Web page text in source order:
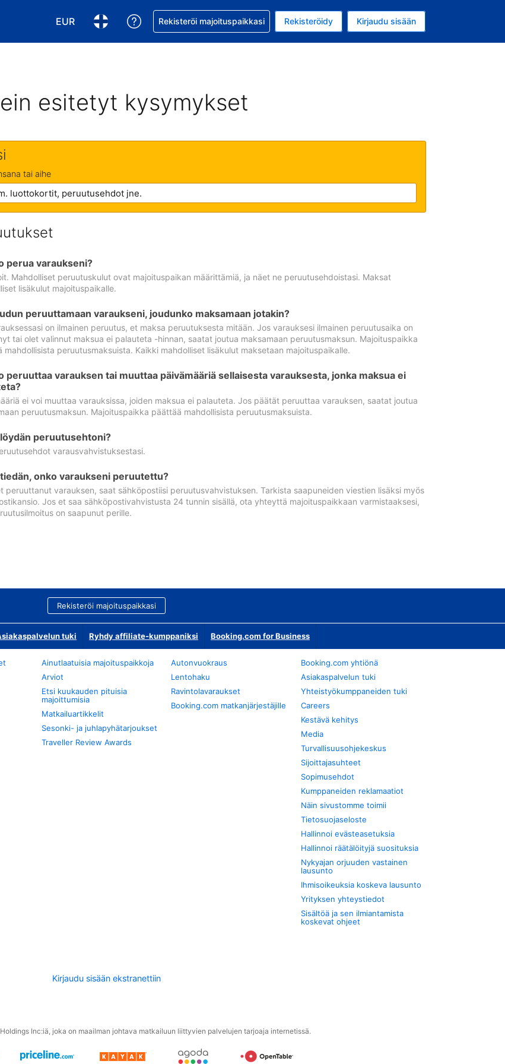
EUR
Valitse valuutta. Tämänhetkinen valuutta on EUR
Valitse kieli. Tämänhetkinen kieli on Suomi
Pyydä apua varauksesi kanssa
Rekisteröi majoituspaikkasi Rekisteröidy Kirjaudu sisään
esitetyt kysymykset
tai aihe
perua varaukseni?
Mahdolliset peruutuskulut ovat majoituspaikan määrittämiä, ja näet ne peruutusehdoistasi. Maksat
lisäkulut majoituspaikalle.
peruuttamaan varaukseni, joudunko maksamaan jotakin?
on ilmainen peruutus, et maksa peruutuksesta mitään. Jos varauksesi ilmainen peruutusaika on
tai olet valinnut maksua ei palauteta -hinnan, saatat joutua maksamaan peruutusmaksun. Majoituspaikka
mahdollisista peruutusmaksuista. Kaikki mahdolliset lisäkulut maksetaan majoituspaikalle.
peruuttaa varauksen tai muuttaa päivämääriä sellaisesta varauksesta, jonka maksua ei
ei voi muuttaa varauksissa, joiden maksua ei palauteta. Jos päätät peruuttaa varauksen, saatat joutua
peruutusmaksun. Majoituspaikka päättää mahdollisista peruutusmaksuista.
peruutusehtoni?
varausvahvistuksestasi.
onko varaukseni peruutettu?
peruuttanut varauksen, saat sähköpostiisi peruutusvahvistuksen. Tarkista saapuneiden viestien lisäksi myös
Jos et saa sähköpostivahvistusta 24 tunnin sisällä, ota yhteyttä majoituspaikkaan varmistaaksesi,
on saapunut perille.
Rekisteröi majoituspaikkasi
tuki Ryhdy affiliate-kumppaniksi Booking.com for Business
Ainutlaatuisia majoituspaikkoja
Arviot
Etsi kuukauden pituisia
majoittumisia
Matkailuartikkelit
Sesonki- ja juhlapyhätarjoukset
Traveller Review Awards
Autonvuokraus
Lentohaku
Ravintolavaraukset
Booking.com matkanjärjestäjille
Booking.com yhtiönä
Asiakaspalvelun tuki
Yhteistyökumppaneiden tuki
Careers
Kestävä kehitys
Media
Turvallisuusohjekeskus
Sijoittajasuhteet
Sopimusehdot
Kumppaneiden reklamaatiot
Näin sivustomme toimii
Tietosuojaseloste
Hallinnoi evästeasetuksia
Hallinnoi räätälöityjä suosituksia
Nykyajan orjuuden vastainen
lausunto
Ihmisoikeuksia koskeva lausunto
Yrityksen yhteystiedot
Sisältöä ja sen ilmiantamista
koskevat ohjeet
Kirjaudu sisään ekstranettiin
Inc:iä, joka on maailman johtava matkailuun liittyvien palvelujen tarjoaja internetissä.